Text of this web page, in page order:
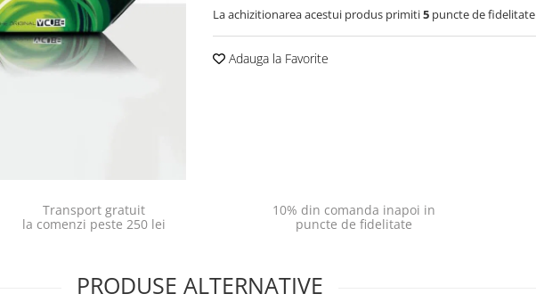
La achizitionarea acestui produs primiti5 puncte de fidelitate
Adauga la Favorite
Transport gratuit
la comenzi peste 250 lei
10% din comanda inapoi in
puncte de fidelitate
PRODUSE ALTERNATIVE